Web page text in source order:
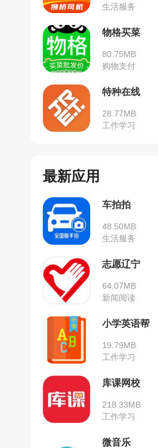
生活服务
物格买菜
80.75MB
购物支付
特种在线
28.77MB
工作学习
最新应用
车拍拍
48.50MB
生活服务
志愿辽宁
64.07MB
新闻阅读
小学英语帮
19.79MB
工作学习
库课网校
218.33MB
工作学习
微音乐